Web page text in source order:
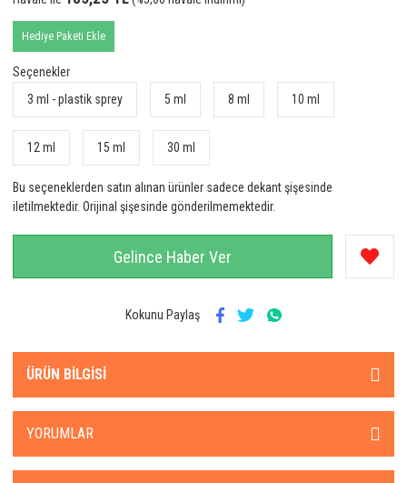
Hediye Paketi Ekle
Seçenekler
3 ml - plastik sprey
5 ml 8 ml 10 ml
12 ml 15 ml 30 ml
Bu seçeneklerden satın alınan ürünler sadece dekant şişesinde
iletilmektedir. Orijinal şişesinde gönderilmemektedir.
Gelince Haber Ver
Kokunu Paylaş
ÜRÜN BILGISI
YORUMLAR